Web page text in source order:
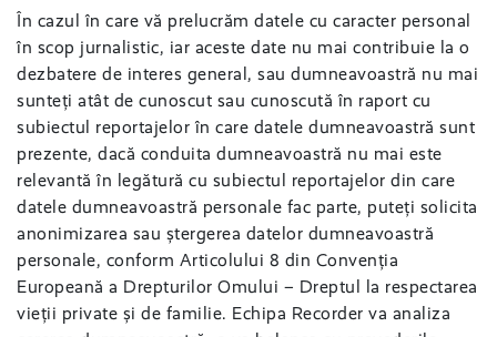
În cazul în care vă prelucrăm datele cu caracter personal
în scop jurnalistic, iar aceste date nu mai contribuie la o
dezbatere de interes general, sau dumneavoastră nu mai
sunteți atât de cunoscut sau cunoscută în raport cu
subiectul reportajelor în care datele dumneavoastră sunt
prezente, dacă conduita dumneavoastră nu mai este
relevantă în legătură cu subiectul reportajelor din care
datele dumneavoastră personale fac parte, puteți solicita
anonimizarea sau ștergerea datelor dumneavoastră
personale, conform Articolului 8 din Convenția
Europeană a Drepturilor Omului – Dreptul la respectarea
vieții private și de familie. Echipa Recorder va analiza